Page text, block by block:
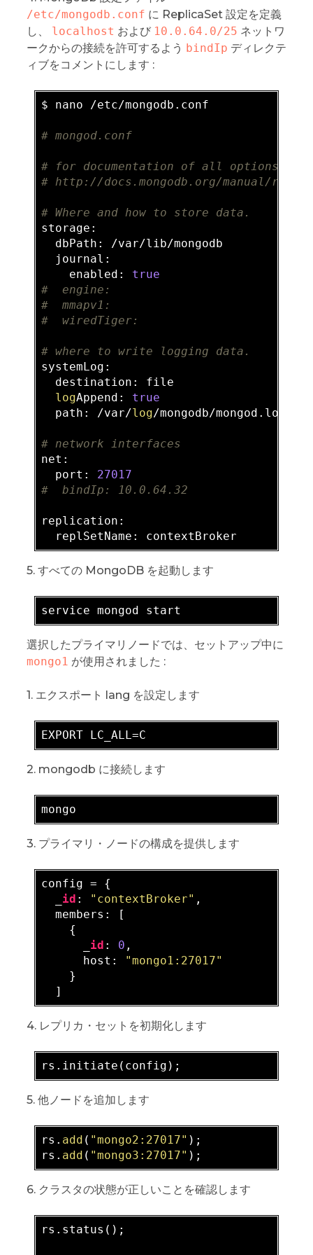
/etc/mongodb.conf に ReplicaSet 設定を定義
し、 localhost および 10.0.64.0/25 ネットワ
ークからの接続を許可するよう bindIp ディレクテ
ィブをコメントにします :
$ nano /etc/mongodb.conf
# mongod.conf
# for documentation of all options,
# http://docs.mongodb.org/manual/
# Where and how to store data.
storage:
  dbPath: /var/lib/mongodb
  journal:
    enabled:
true
#  engine:
#  mmapv1:
#  wiredTiger:
# where to write logging data.
systemLog:
  destination: file
logAppend: true
  path: /var/
log/mongodb/mongod.log
# network interfaces
net:
  port:
27017
#  bindIp: 10.0.64.32
replication:
5. すべての MongoDB を起動します
選択したプライマリノードでは、セットアップ中に
mongo1 が使用されました :
1. エクスポート lang を設定します
2. mongodb に接続します
3. プライマリ・ノードの構成を提供します
config = {
id : "contextBroker" ,
  members: [
    {
id : 0 ,
      host:
"mongo1:27017"
    }
4. レプリカ・セットを初期化します
5. 他ノードを追加します
rs. add ( "mongo2:27017" );
rs. add ( "mongo3:27017"
6. クラスタの状態が正しいことを確認します
rs .status ();